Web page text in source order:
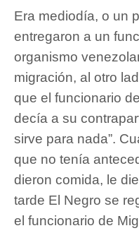
Era mediodía, o un
entregaron a un
organismo
migración, al otro
que el funcionario
decía a su
sirve para nada”.
que no tenía
dieron comida, le
tarde El Negro se
el funcionario de